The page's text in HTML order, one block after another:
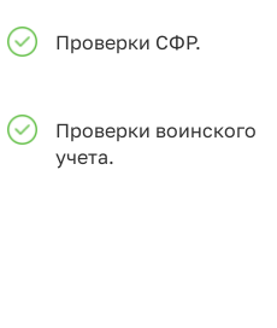
Проверки СФР.
Проверки воинского
учета.